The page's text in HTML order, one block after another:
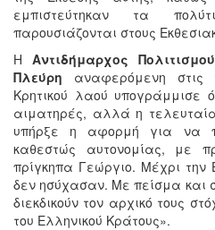
εμπιστεύτηκαν τα
παρουσιάζονται στους
Η Αντιδήμαρχος
Πλεύρη αναφερόμενη στις
Κρητικού λαού υπογράμμισε
αιματηρές, αλλά η
υπήρξε η αφορμή για να
καθεστώς αυτονομίας, με
πρίγκηπα Γεώργιο. Μέχρι την
δεν ησύχασαν. Με πείσμα και
διεκδικούν τον αρχικό τους
του Ελληνικού Κράτους».